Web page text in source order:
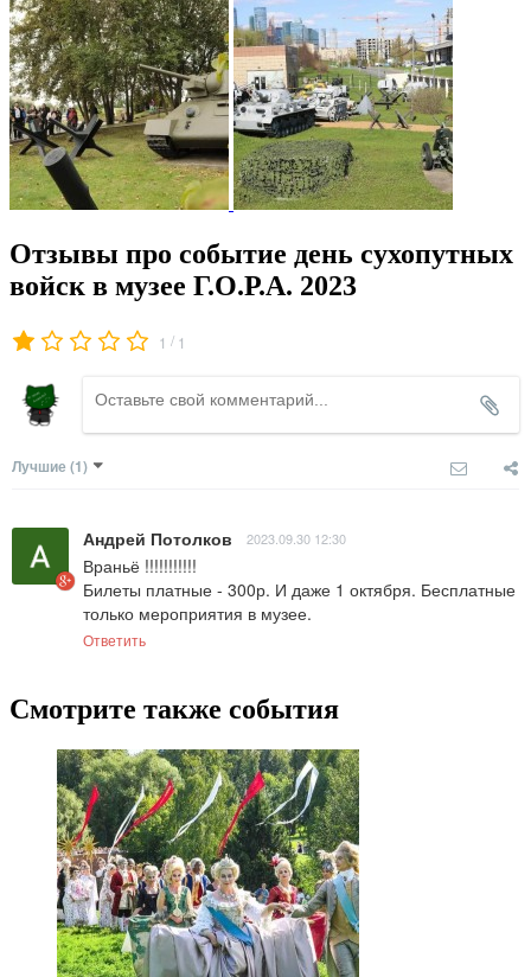
Отзывы про событие день сухопутных
войск в музее Г.О.Р.А. 2023
1 / 1
Лучшие (1)
Андрей Потолков 2023.09.30 12:30
Враньё !!!!!!!!!!!
Билеты платные - 300р. И даже 1 октября. Бесплатные
только мероприятия в музее.
Ответить
Смотрите также события